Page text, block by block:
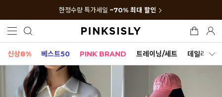
한정수량 특가세일 ~70% 최대 할인
신상8% 베스트50 PINK BRAND 트레이닝/세트 데일리세트